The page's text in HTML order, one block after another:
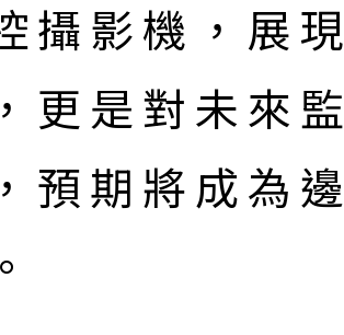
攝影機，展
更是對未來
預期將成為